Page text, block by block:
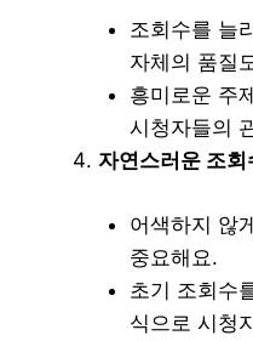
조회수를 늘
자체의 품질
흥미로운 주
시청자들의
자연스러운 조회
어색하지 않
중요해요.
초기 조회수
식으로 시청